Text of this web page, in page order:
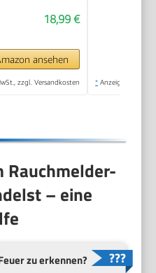
Norm
| Weiß | Set
18,99 €
ansehen
zzgl. Versandkosten * Anzeige
Rauchmelder-
– eine
zu erkennen?